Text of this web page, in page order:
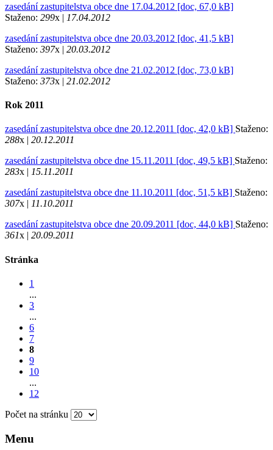
zasedání zastupitelstva obce dne 17.04.2012 [doc, 67,0 kB]
Staženo: 299x | 17.04.2012
zasedání zastupitelstva obce dne 20.03.2012 [doc, 41,5 kB]
Staženo: 397x | 20.03.2012
zasedání zastupitelstva obce dne 21.02.2012 [doc, 73,0 kB]
Staženo: 373x | 21.02.2012
Rok 2011
zasedání zastupitelstva obce dne 20.12.2011 [doc, 42,0 kB] Staženo:
288x | 20.12.2011
zasedání zastupitelstva obce dne 15.11.2011 [doc, 49,5 kB] Staženo:
283x | 15.11.2011
zasedání zastupitelstva obce dne 11.10.2011 [doc, 51,5 kB] Staženo:
307x | 11.10.2011
zasedání zastupitelstva obce dne 20.09.2011 [doc, 44,0 kB] Staženo:
361x | 20.09.2011
Stránka
1
...
3
...
6
7
8
9
10
...
12
Počet na stránku
Menu